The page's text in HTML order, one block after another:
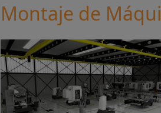
Montaje de